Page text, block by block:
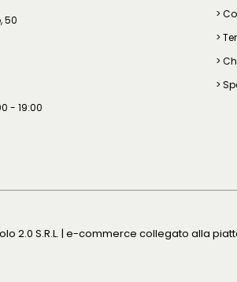
50
- 19:00
>
>
>
>
2.0 S.R.L. | e-commerce collegato alla